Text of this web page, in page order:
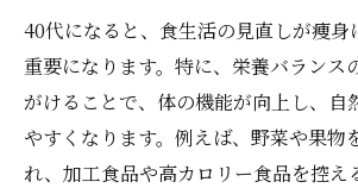
40代になると、食生活の見直しが痩身
重要になります。特に、栄養バランス
がけることで、体の機能が向上し、自
やすくなります。例えば、野菜や果物
れ、加工食品や高カロリー食品を控え